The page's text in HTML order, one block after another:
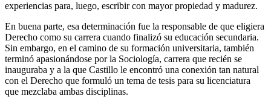
experiencias para, luego, escribir con mayor propiedad y madurez.
En buena parte, esa determinación fue la responsable de que eligiera
Derecho como su carrera cuando finalizó su educación secundaria.
Sin embargo, en el camino de su formación universitaria, también
terminó apasionándose por la Sociología, carrera que recién se
inauguraba y a la que Castillo le encontró una conexión tan natural
con el Derecho que formuló un tema de tesis para su licenciatura
que mezclaba ambas disciplinas.